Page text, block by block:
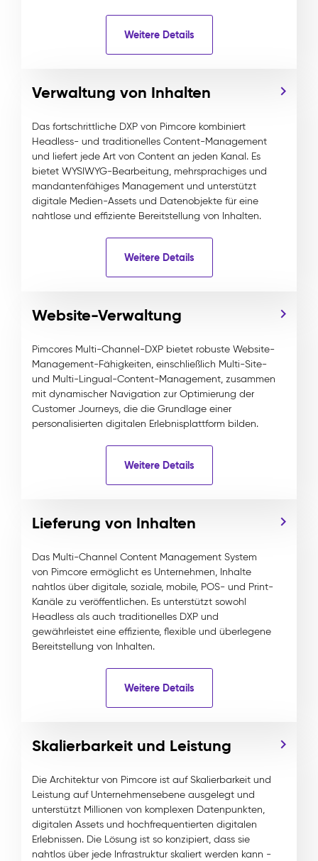
Weitere Details
Verwaltung von Inhalten
Das fortschrittliche DXP von Pimcore kombiniert
Headless- und traditionelles Content-Management
und liefert jede Art von Content an jeden Kanal. Es
bietet WYSIWYG-Bearbeitung, mehrsprachiges und
mandantenfähiges Management und unterstützt
digitale Medien-Assets und Datenobjekte für eine
nahtlose und effiziente Bereitstellung von Inhalten.
Weitere Details
Website-Verwaltung
Pimcores Multi-Channel-DXP bietet robuste Website-
Management-Fähigkeiten, einschließlich Multi-Site-
und Multi-Lingual-Content-Management, zusammen
mit dynamischer Navigation zur Optimierung der
Customer Journeys, die die Grundlage einer
personalisierten digitalen Erlebnisplattform bilden.
Weitere Details
Lieferung von Inhalten
Das Multi-Channel Content Management System
von Pimcore ermöglicht es Unternehmen, Inhalte
nahtlos über digitale, soziale, mobile, POS- und Print-
Kanäle zu veröffentlichen. Es unterstützt sowohl
Headless als auch traditionelles DXP und
gewährleistet eine effiziente, flexible und überlegene
Bereitstellung von Inhalten.
Weitere Details
Skalierbarkeit und Leistung
Die Architektur von Pimcore ist auf Skalierbarkeit und
Leistung auf Unternehmensebene ausgelegt und
unterstützt Millionen von komplexen Datenpunkten,
digitalen Assets und hochfrequentierten digitalen
Erlebnissen. Die Lösung ist so konzipiert, dass sie
nahtlos über jede Infrastruktur skaliert werden kann -